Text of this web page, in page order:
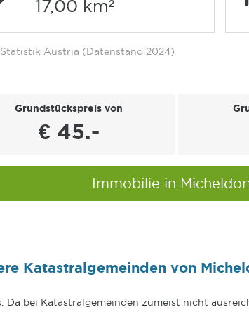
17,00 km²
Austria (Datenstand 2024)
Grundstückspreis von
€ 45.-
Immobilie in
Katastralgemeinden von
Da bei Katastralgemeinden zumeist nicht